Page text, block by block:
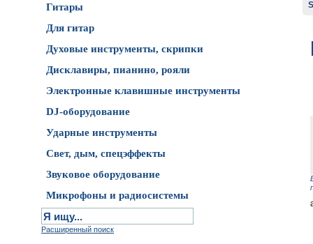
Гитары
Для гитар
Духовые инструменты, скрипки
Дисклавиры, пианино, рояли
Электронные клавишные инструменты
DJ-оборудование
Ударные инструменты
Свет, дым, спецэффекты
Звуковое оборудование
Микрофоны и радиосистемы
Расширенный поиск